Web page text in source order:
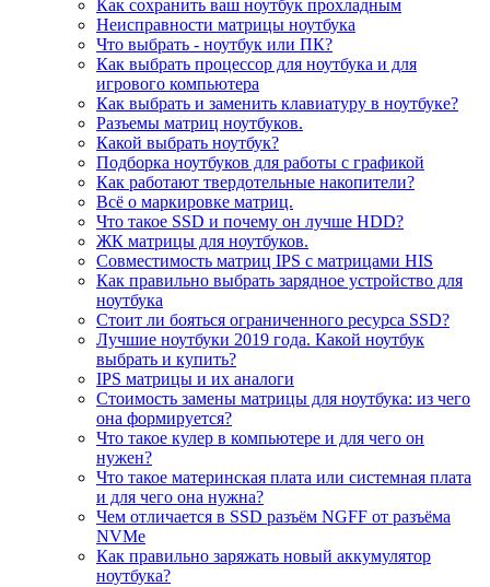
Как сохранить ваш ноутбук прохладным
Неисправности матрицы ноутбука
Что выбрать - ноутбук или ПК?
Как выбрать процессор для ноутбука и для
игрового компьютера
Как выбрать и заменить клавиатуру в ноутбуке?
Разъемы матриц ноутбуков.
Какой выбрать ноутбук?
Подборка ноутбуков для работы с графикой
Как работают твердотельные накопители?
Всё о маркировке матриц.
Что такое SSD и почему он лучше HDD?
ЖК матрицы для ноутбуков.
Совместимость матриц IPS с матрицами HIS
Как правильно выбрать зарядное устройство для
ноутбука
Стоит ли бояться ограниченного ресурса SSD?
Лучшие ноутбуки 2019 года. Какой ноутбук
выбрать и купить?
IPS матрицы и их аналоги
Стоимость замены матрицы для ноутбука: из чего
она формируется?
Что такое кулер в компьютере и для чего он
нужен?
Что такое материнская плата или системная плата
и для чего она нужна?
Чем отличается в SSD разъём NGFF от разъёма
NVMe
Как правильно заряжать новый аккумулятор
ноутбука?